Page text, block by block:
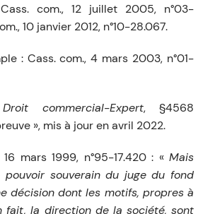
com., 12 juillet 2005, n°03-
10 janvier 2012, n°10-28.067.
: Cass. com., 4 mars 2003, n°01-
commercial-Expert, §4568
», mis à jour en avril 2022.
mars 1999, n°95-17.420 : « Mais
souverain du juge du fond
décision dont les motifs, propres à
fait, la direction de la société, sont